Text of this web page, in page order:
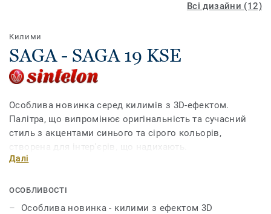
Всі дизайни (12)
Килими
SAGA - SAGA 19 KSE
Особлива новинка серед килимів з 3D-ефектом.
Палітра, що випромінює оригінальність та сучасний
стиль з акцентами синього та сірого кольорів,
створена для інтер'єрів, що надихають.
Далі
ОСОБЛИВОСТІ
Особлива новинка - килими з ефектом 3D